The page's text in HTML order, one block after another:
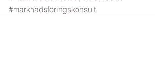
#marknadsföringskonsult